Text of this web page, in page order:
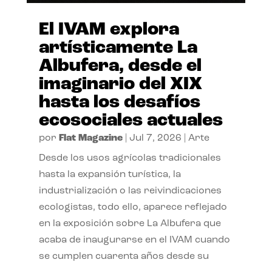
El IVAM explora
artísticamente La
Albufera, desde el
imaginario del XIX
hasta los desafíos
ecosociales actuales
por Flat Magazine| Jul 7, 2026 Arte
Desde los usos agrícolas tradicionales
hasta la expansión turística, la
industrialización o las reivindicaciones
ecologistas, todo ello, aparece reflejado
en la exposición sobre La Albufera que
acaba de inaugurarse en el IVAM cuando
se cumplen cuarenta años desde su